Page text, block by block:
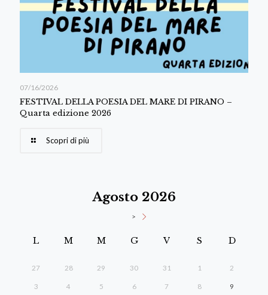
07/16/2026
FESTIVAL DELLA POESIA DEL MARE DI PIRANO –
Quarta edizione 2026
Scopri di più
Agosto 2026
>
L M M G V S D
27 28 29 30 31 1 2
3 4 5 6 7 8 9